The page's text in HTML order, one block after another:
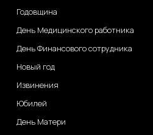
Годовщина
День Медицинского работника
День Финансового сотрудника
Новый год
Извинения
Юбилей
День Матери